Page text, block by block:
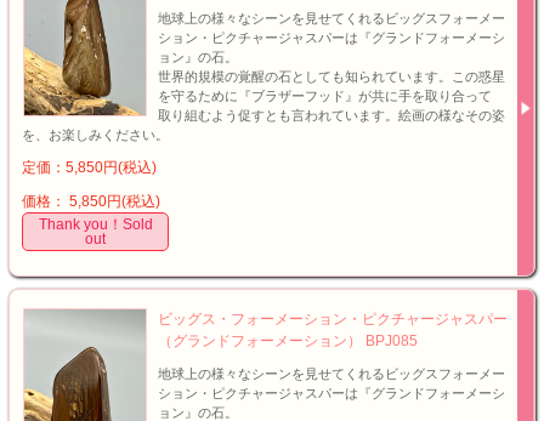
地球上の様々なシーンを見せてくれるビッグスフォーメー
ション・ピクチャージャスパーは『グランドフォーメーシ
ョン』の石。
世界的規模の覚醒の石としても知られています。この惑星
を守るために『ブラザーフッド』が共に手を取り合って
取り組むよう促すとも言われています。絵画の様なその姿
を、お楽しみください。
定価：5,850円(税込)
価格： 5,850円(税込)
Thank you！Sold
out
ビッグス・フォーメーション・ピクチャージャスパー
（グランドフォーメーション） BPJ085
地球上の様々なシーンを見せてくれるビッグスフォーメー
ション・ピクチャージャスパーは『グランドフォーメーシ
ョン』の石。